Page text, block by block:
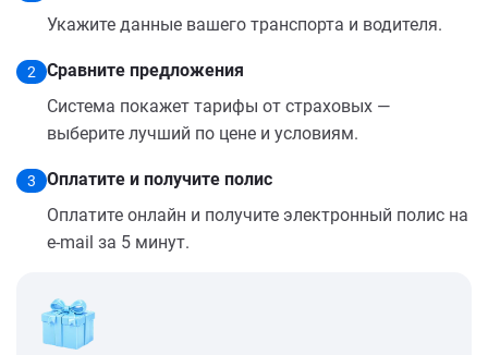
Укажите данные вашего транспорта и водителя.
2
Сравните предложения
Система покажет тарифы от страховых —
выберите лучший по цене и условиям.
3
Оплатите и получите полис
Оплатите онлайн и получите электронный полис на
e-mail за 5 минут.